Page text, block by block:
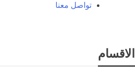
تواصل معنا
الاقسام